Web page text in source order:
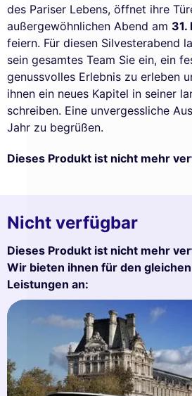
des Pariser Lebens, öffnet ihre
außergewöhnlichen Abend am 31.
feiern. Für diesen Silvesterabend
sein gesamtes Team Sie ein, ein
genussvolles Erlebnis zu erleben
ihnen ein neues Kapitel in seiner
schreiben. Eine unvergessliche
Jahr zu begrüßen.
Dieses Produkt ist nicht mehr
Nicht verfügbar
Dieses Produkt ist nicht mehr
Wir bieten ihnen für den
Leistungen an: